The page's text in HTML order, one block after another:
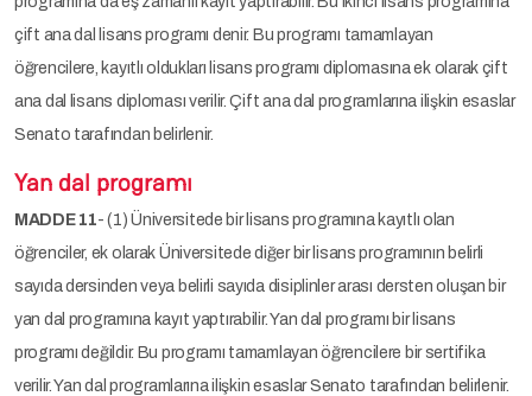
çift ana dal lisans programı denir. Bu programı tamamlayan
öğrencilere, kayıtlı oldukları lisans programı diplomasına ek olarak çift
ana dal lisans diploması verilir. Çift ana dal programlarına ilişkin esaslar
Senato tarafından belirlenir.
Yan dal programı
MADDE 11- (1) Üniversitede bir lisans programına kayıtlı olan
öğrenciler, ek olarak Üniversitede diğer bir lisans programının belirli
sayıda dersinden veya belirli sayıda disiplinler arası dersten oluşan bir
yan dal programına kayıt yaptırabilir. Yan dal programı bir lisans
programı değildir. Bu programı tamamlayan öğrencilere bir sertifika
verilir. Yan dal programlarına ilişkin esaslar Senato tarafından belirlenir.